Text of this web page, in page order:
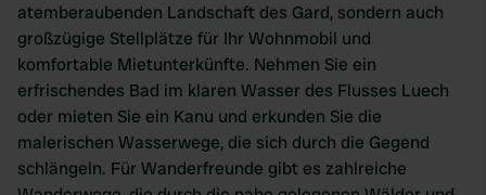
atemberaubenden Landschaft des Gard, sondern auch
großzügige Stellplätze für Ihr Wohnmobil und
komfortable Mietunterkünfte. Nehmen Sie ein
erfrischendes Bad im klaren Wasser des Flusses Luech
oder mieten Sie ein Kanu und erkunden Sie die
malerischen Wasserwege, die sich durch die Gegend
schlängeln. Für Wanderfreunde gibt es zahlreiche